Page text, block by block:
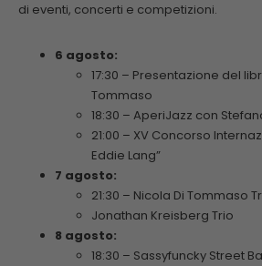
di eventi, concerti e competizioni.
6 agosto:
17:30 – Presentazione del
Tommaso
18:30 – AperiJazz con
21:00 – XV Concorso
Eddie Lang”
7 agosto:
21:30 – Nicola Di Tommaso
Jonathan Kreisberg Trio
8 agosto:
18:30 – Sassyfuncky Street